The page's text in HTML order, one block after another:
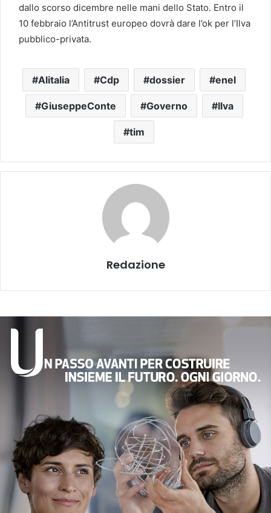
dallo scorso dicembre nelle mani dello Stato. Entro il
10 febbraio l’Antitrust europeo dovrà dare l’ok per l’Ilva
pubblico-privata.
Alitalia Cdp dossier enel
GiuseppeConte Governo Ilva
tim
Redazione